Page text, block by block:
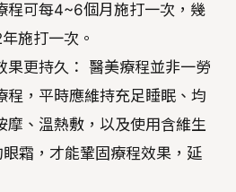
程可每4~6個月施打一次，幾
施打一次。
果更持久： 醫美療程並非一勞
程，平時應維持充足睡眠、均
摩、溫熱敷，以及使用含維生
霜，才能鞏固療程效果，延